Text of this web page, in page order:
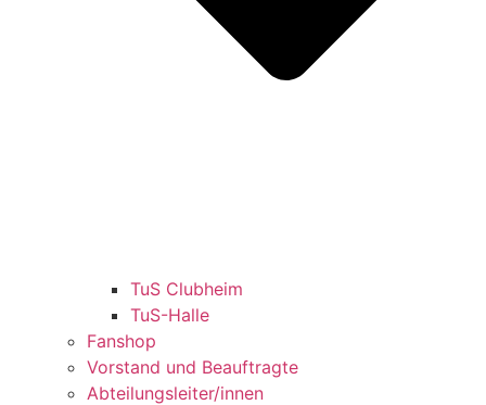
TuS Clubheim
TuS-Halle
Fanshop
Vorstand und Beauftragte
Abteilungsleiter/innen